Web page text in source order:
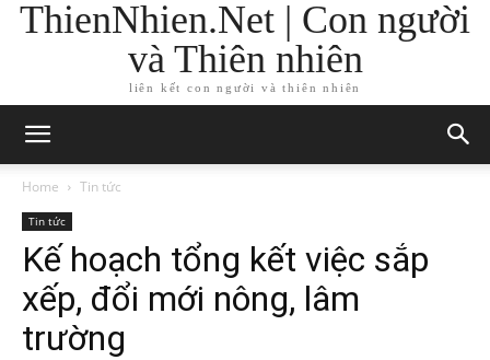
ThienNhien.Net | Con người
và Thiên nhiên
liên kết con người và thiên nhiên
Home Tin tức
Tin tức
Kế hoạch tổng kết việc sắp
xếp, đổi mới nông, lâm
trường